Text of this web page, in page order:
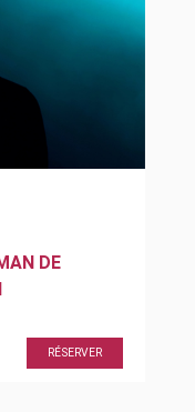
DE
RÉSERVER